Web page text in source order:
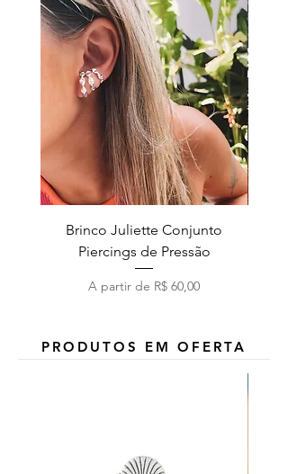
Brinco Juliette Conjunto
Piercings de Pressão
A partir de R$ 60,00
Preço promocional
PRODUTOS EM OFERTA